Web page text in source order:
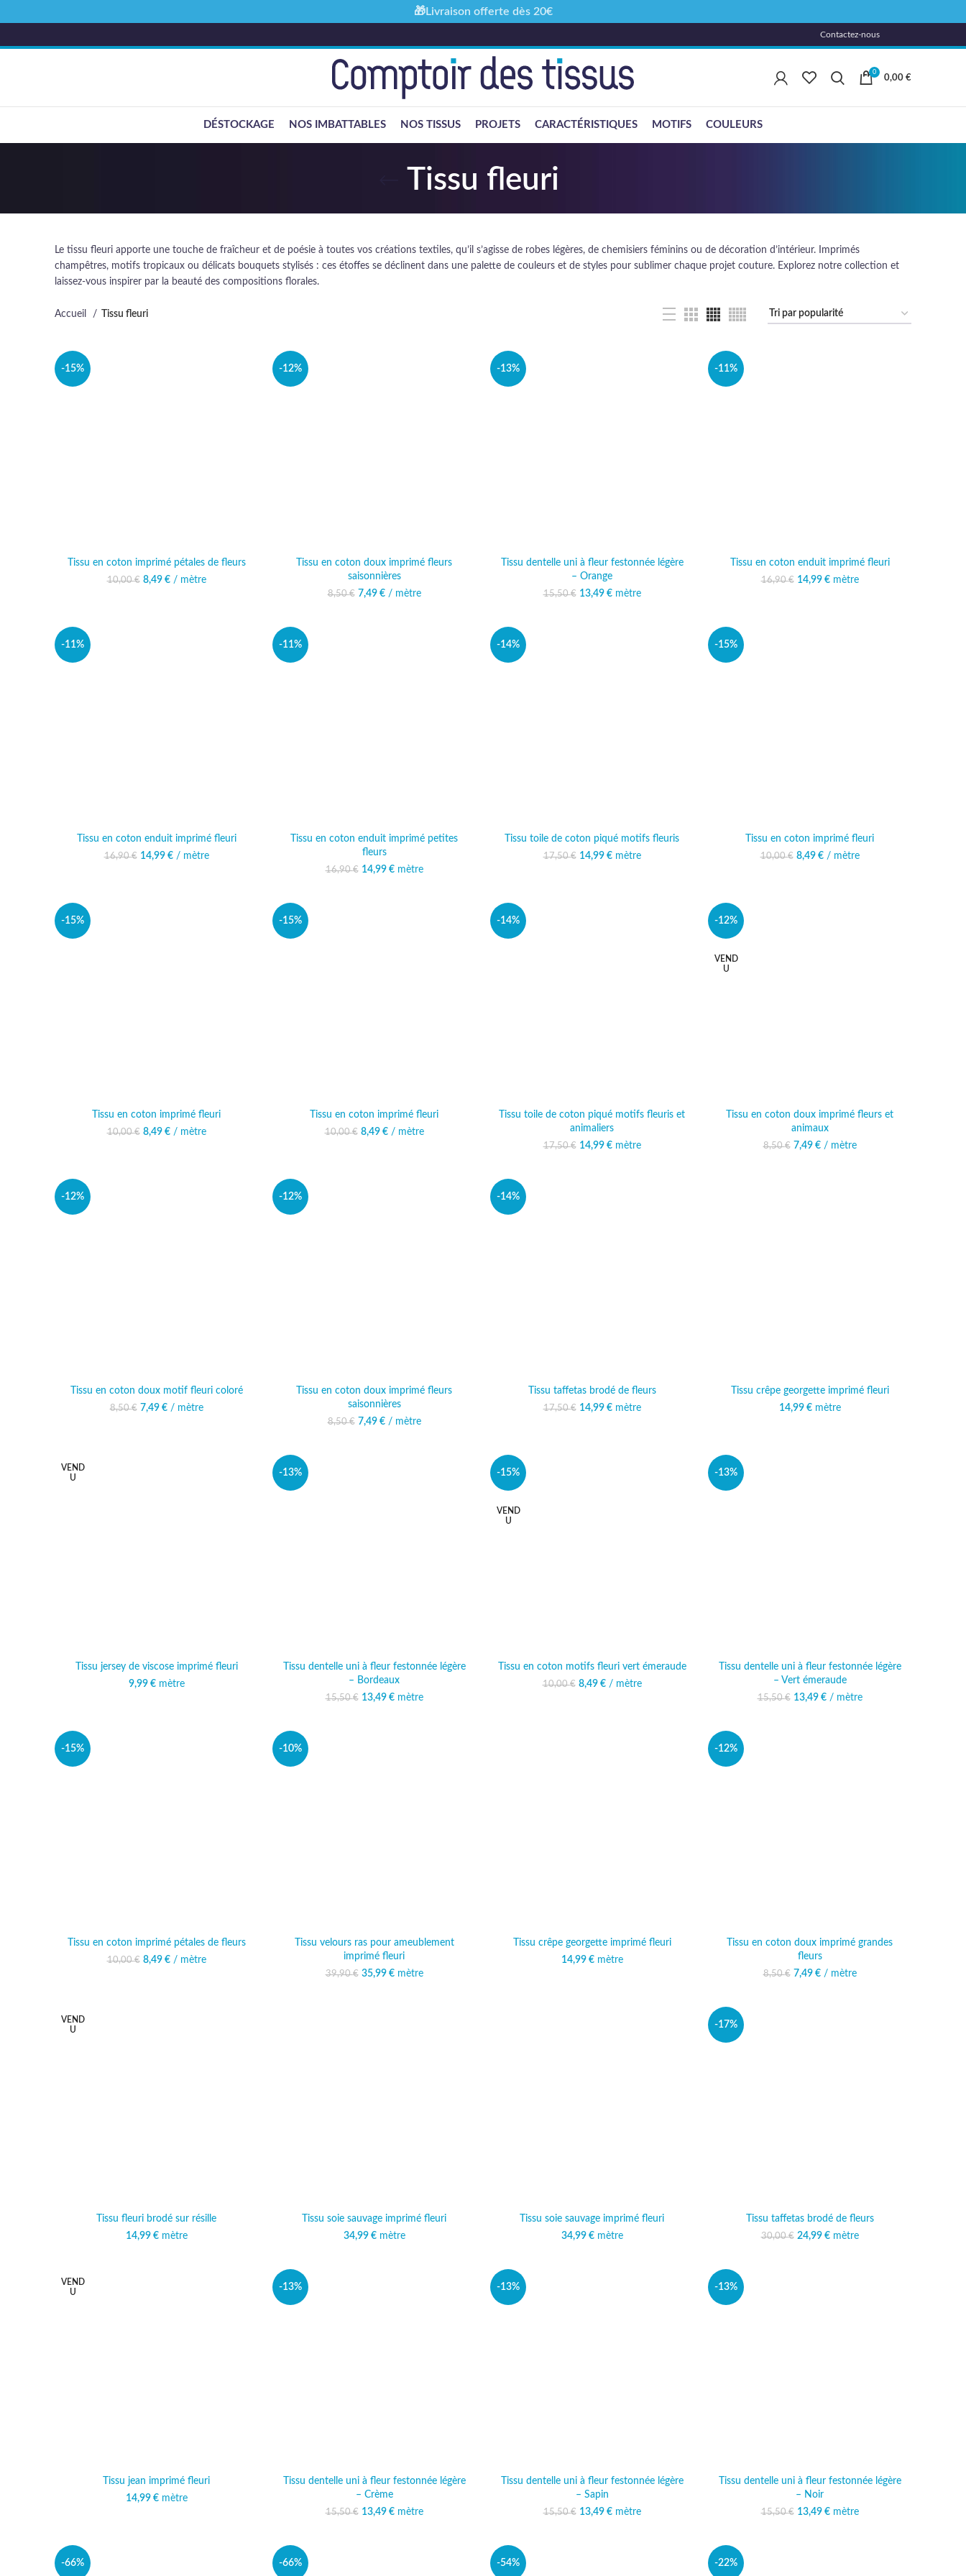
Contactez-nous
0
0,00 €
DÉSTOCKAGE NOS IMBATTABLES NOS TISSUS PROJETS CARACTÉRISTIQUES MOTIFS COULEURS
Tissu fleuri
Le tissu fleuri apporte une touche de fraîcheur et de poésie à toutes vos créations textiles, qu’il s’agisse de robes légères, de chemisiers féminins ou de décoration d’intérieur. Imprimés
champêtres, motifs tropicaux ou délicats bouquets stylisés : ces étoffes se déclinent dans une palette de couleurs et de styles pour sublimer chaque projet couture. Explorez notre collection et
laissez-vous inspirer par la beauté des compositions florales.
Accueil Tissu fleuri
-15%
Tissu en coton imprimé pétales de fleurs
10,00€
Le prix initial était :
8,49 € Le prix actuel est :
/ mètre
-12%
Tissu en coton doux imprimé fleurs
saisonnières
8,50€ Le prix initial était : 8,50 €.
7,49 € Le prix actuel est :
/ mètre
-13%
Tissu dentelle uni à fleur festonnée légère
– Orange
15,50€
Le prix initial était :
13,49 € Le prix actuel est :
mètre
-11%
Tissu en coton enduit imprimé fleuri
16,90€
Le prix initial était :
14,99 € Le prix actuel est :
mètre
-11%
Tissu en coton enduit imprimé fleuri
16,90€
Le prix initial était :
14,99 € Le prix actuel est :
/ mètre
-11%
Tissu en coton enduit imprimé petites
fleurs
16,90€
Le prix initial était :
14,99 € Le prix actuel est :
mètre
-14%
Tissu toile de coton piqué motifs fleuris
17,50€
Le prix initial était :
14,99 € Le prix actuel est :
mètre
-15%
Tissu en coton imprimé fleuri
10,00€
Le prix initial était :
8,49 € Le prix actuel est :
/ mètre
-15%
Tissu en coton imprimé fleuri
10,00€
Le prix initial était :
8,49 € Le prix actuel est :
/ mètre
-15%
Tissu en coton imprimé fleuri
10,00€
Le prix initial était :
8,49 € Le prix actuel est :
/ mètre
-14%
Tissu toile de coton piqué motifs fleuris et
animaliers
17,50€
Le prix initial était :
14,99 € Le prix actuel est :
mètre
-12%
VEND
U
Tissu en coton doux imprimé fleurs et
animaux
8,50€ Le prix initial était : 8,50 €.
7,49 € Le prix actuel est :
/ mètre
-12%
Tissu en coton doux motif fleuri coloré
8,50€ Le prix initial était : 8,50 €.
7,49 € Le prix actuel est :
/ mètre
-12%
Tissu en coton doux imprimé fleurs
saisonnières
8,50€ Le prix initial était : 8,50 €.
7,49 € Le prix actuel est :
/ mètre
-14%
Tissu taffetas brodé de fleurs
17,50€
Le prix initial était :
14,99 € Le prix actuel est :
mètre
Tissu crêpe georgette imprimé fleuri
14,99 €mètre
VEND
U
Tissu jersey de viscose imprimé fleuri
9,99 €mètre
-13%
Tissu dentelle uni à fleur festonnée légère
– Bordeaux
15,50€
Le prix initial était :
13,49 € Le prix actuel est :
mètre
-15%
VEND
U
Tissu en coton motifs fleuri vert émeraude
10,00€
Le prix initial était :
8,49 € Le prix actuel est :
/ mètre
-13%
Tissu dentelle uni à fleur festonnée légère
– Vert émeraude
15,50€
Le prix initial était :
13,49 € Le prix actuel est :
/ mètre
-15%
Tissu en coton imprimé pétales de fleurs
10,00€
Le prix initial était :
8,49 € Le prix actuel est :
/ mètre
-10%
Tissu velours ras pour ameublement
imprimé fleuri
39,90€
Le prix initial était :
35,99 € Le prix actuel est :
mètre
Tissu crêpe georgette imprimé fleuri
14,99 €mètre
-12%
Tissu en coton doux imprimé grandes
fleurs
8,50€ Le prix initial était : 8,50 €.
7,49 € Le prix actuel est :
/ mètre
VEND
U
Tissu fleuri brodé sur résille
14,99 €mètre
Tissu soie sauvage imprimé fleuri
34,99 €mètre
Tissu soie sauvage imprimé fleuri
34,99 €mètre
-17%
Tissu taffetas brodé de fleurs
30,00€
Le prix initial était :
24,99 € Le prix actuel est :
mètre
VEND
U
Tissu jean imprimé fleuri
14,99 €mètre
-13%
Tissu dentelle uni à fleur festonnée légère
– Crème
15,50€
Le prix initial était :
13,49 € Le prix actuel est :
mètre
-13%
Tissu dentelle uni à fleur festonnée légère
– Sapin
15,50€
Le prix initial était :
13,49 € Le prix actuel est :
mètre
-13%
Tissu dentelle uni à fleur festonnée légère
– Noir
15,50€
Le prix initial était :
13,49 € Le prix actuel est :
mètre
-66% -66% -54% -22%
🎁Livraison offerte dès 20€